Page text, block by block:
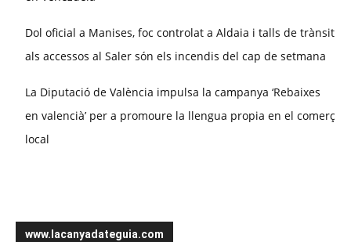
Dol oficial a Manises, foc controlat a Aldaia i talls de trànsit
als accessos al Saler són els incendis del cap de setmana
La Diputació de València impulsa la campanya ‘Rebaixes
en valencià’ per a promoure la llengua propia en el comerç
local
www.lacanyadateguia.com